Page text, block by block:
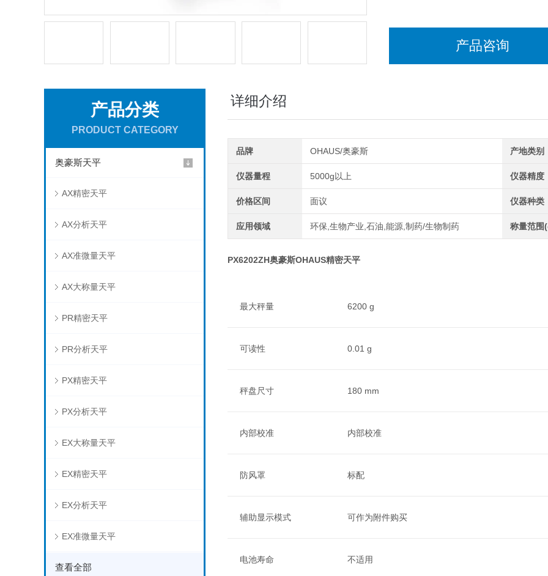
产品咨询
产品分类
PRODUCT CATEGORY
奥豪斯天平
AX精密天平
AX分析天平
AX准微量天平
AX大称量天平
PR精密天平
PR分析天平
PX精密天平
PX分析天平
EX大称量天平
EX精密天平
EX分析天平
EX准微量天平
查看全部
详细介绍
品牌 OHAUS/奥豪斯 产地类别
仪器量程 5000g以上 仪器精度
价格区间 面议 仪器种类
应用领域 环保,生物产业,石油,能源,制药/生物制药 称量范围
PX6202ZH奥豪斯OHAUS精密天平
最大秤量 6200 g
可读性 0.01 g
秤盘尺寸 180 mm
内部校准 内部校准
防风罩 标配
辅助显示模式 可作为附件购买
电池寿命 不适用